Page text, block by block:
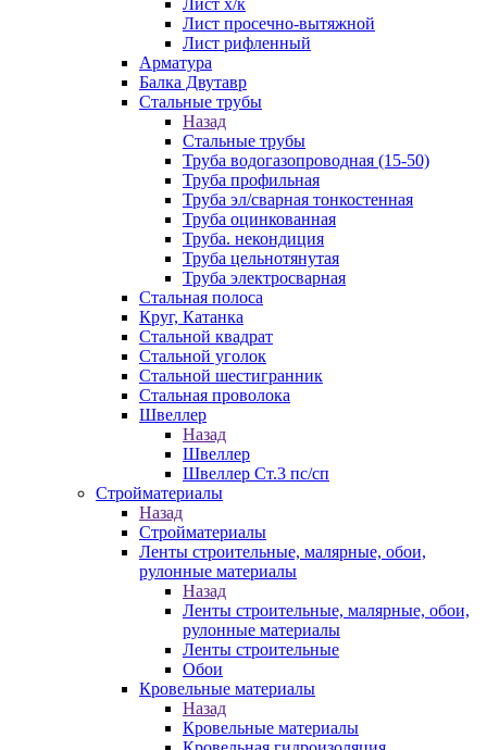
Лист х/к
Лист просечно-вытяжной
Лист рифленный
Арматура
Балка Двутавр
Стальные трубы
Назад
Стальные трубы
Труба водогазопроводная (15-50)
Труба профильная
Труба эл/сварная тонкостенная
Труба оцинкованная
Труба. некондиция
Труба цельнотянутая
Труба электросварная
Стальная полоса
Круг, Катанка
Стальной квадрат
Стальной уголок
Стальной шестигранник
Стальная проволока
Швеллер
Назад
Швеллер
Швеллер Ст.3 пс/сп
Стройматериалы
Назад
Стройматериалы
Ленты строительные, малярные, обои,
рулонные материалы
Назад
Ленты строительные, малярные, обои,
рулонные материалы
Ленты строительные
Обои
Кровельные материалы
Назад
Кровельные материалы